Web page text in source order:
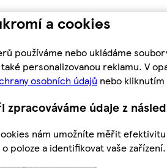
a cookies
používáme nebo ukládáme
personalizovanou reklamu. V
osobních údajů nebo
zpracováváme údaje z
nám umožníte měřit
poloze a identifikovat vaše zařízení.